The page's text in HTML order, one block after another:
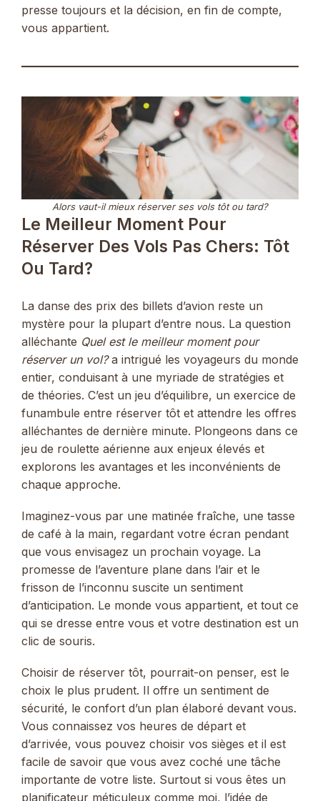
presse toujours et la décision, en fin de compte,
vous appartient.
Alors vaut-il mieux réserver ses vols tôt ou tard?
Le Meilleur Moment Pour
Réserver Des Vols Pas Chers: Tôt
Ou Tard?
La danse des prix des billets d’avion reste un
mystère pour la plupart d’entre nous. La question
alléchante Quel est le meilleur moment pour
réserver un vol?a intrigué les voyageurs du monde
entier, conduisant à une myriade de stratégies et
de théories. C’est un jeu d’équilibre, un exercice de
funambule entre réserver tôt et attendre les offres
alléchantes de dernière minute. Plongeons dans ce
jeu de roulette aérienne aux enjeux élevés et
explorons les avantages et les inconvénients de
chaque approche.
Imaginez-vous par une matinée fraîche, une tasse
de café à la main, regardant votre écran pendant
que vous envisagez un prochain voyage. La
promesse de l’aventure plane dans l’air et le
frisson de l’inconnu suscite un sentiment
d’anticipation. Le monde vous appartient, et tout ce
qui se dresse entre vous et votre destination est un
clic de souris.
Choisir de réserver tôt, pourrait-on penser, est le
choix le plus prudent. Il offre un sentiment de
sécurité, le confort d’un plan élaboré devant vous.
Vous connaissez vos heures de départ et
d’arrivée, vous pouvez choisir vos sièges et il est
facile de savoir que vous avez coché une tâche
importante de votre liste. Surtout si vous êtes un
planificateur méticuleux comme moi, l’idée de